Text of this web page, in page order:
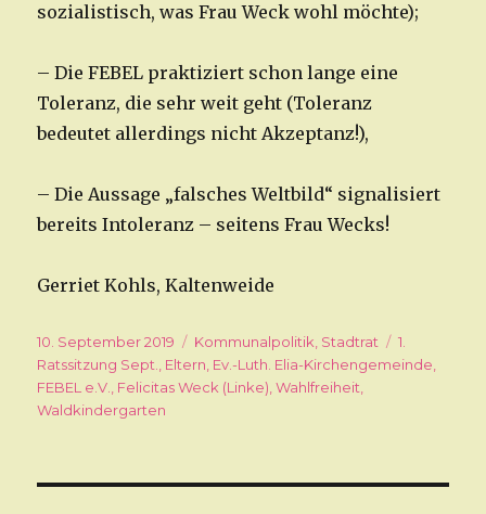
sozialistisch, was Frau Weck wohl möchte);
– Die FEBEL praktiziert schon lange eine
Toleranz, die sehr weit geht (Toleranz
bedeutet allerdings nicht Akzeptanz!),
– Die Aussage „falsches Weltbild“ signalisiert
bereits Intoleranz – seitens Frau Wecks!
Gerriet Kohls, Kaltenweide
Veröffentlicht
am
10. September 2019 Kategorien
Kommunalpolitik, Stadtrat
1.
Ratssitzung Sept., Eltern, Ev.-Luth. Elia-Kirchengemeinde,
FEBEL e.V., Felicitas Weck (Linke),Wahlfreiheit,
Waldkindergarten